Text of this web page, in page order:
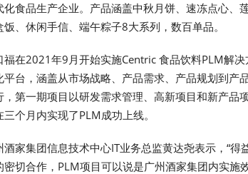
化食品生产企业。产品涵盖中秋月饼、速冻点心、
饭、休闲手信、端午粽子8大系列，数百单品。
福在2021年9月开始实施Centric 食品饮料PLM解
平台，涵盖从市场战略、产品需求、产品规划到产
，第一期项目以研发需求管理、高新项目和新产品
三个月内实现了PLM成功上线。
酒家集团信息技术中心IT业务总监黄达尧表示，“
密切合作，PLM项目可以说是广州酒家集团内实施